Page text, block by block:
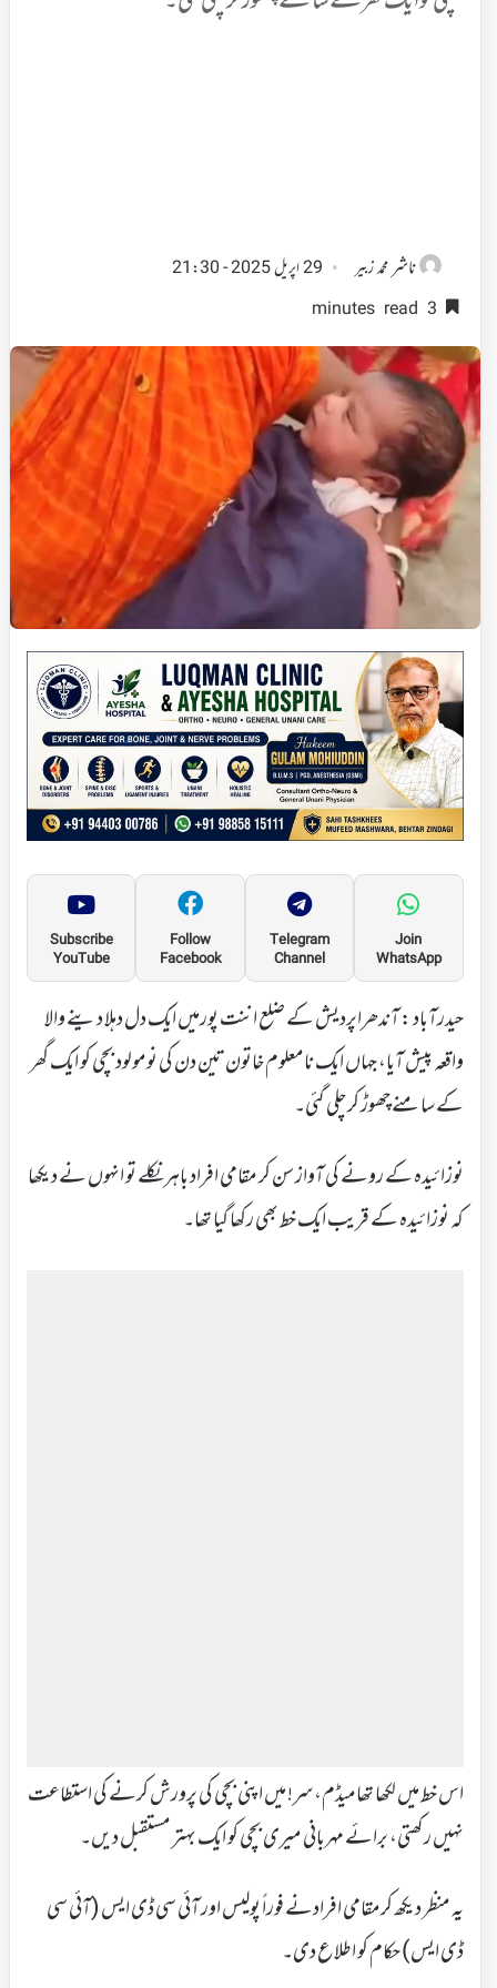
ناشرمحمد زبیر
29 اپریل 2025 - 21:30
Join
WhatsApp
Telegram
Channel
Follow
Facebook
Subscribe
YouTube
حیدرآباد : آندھراپردیش کے ضلع اننت پورمیں ایک دل دہلا دینے والا
واقعہ پیش آیا، جہاں ایک نامعلوم خاتون تین دن کی نومولود بچی کو ایک گھر
کے سامنے چھوڑ کر چلی گئی۔
نوزائیدہ کے رونے کی آواز سن کر مقامی افراد باہر نکلے تو انہوں نے دیکھا
کہ نوزائیدہ کے قریب ایک خط بھی رکھا گیا تھا۔
اس خط میں لکھا تھامیڈم، سر! میں اپنی بچی کی پرورش کرنے کی استطاعت
نہیں رکھتی، برائے مہربانی میری بچی کو ایک بہتر مستقبل دیں۔
یہ منظر دیکھ کرمقامی افرادنے فوراً پولیس اور آئی سی ڈی ایس (آئی سی
ڈی ایس) حکام کو اطلاع دی۔